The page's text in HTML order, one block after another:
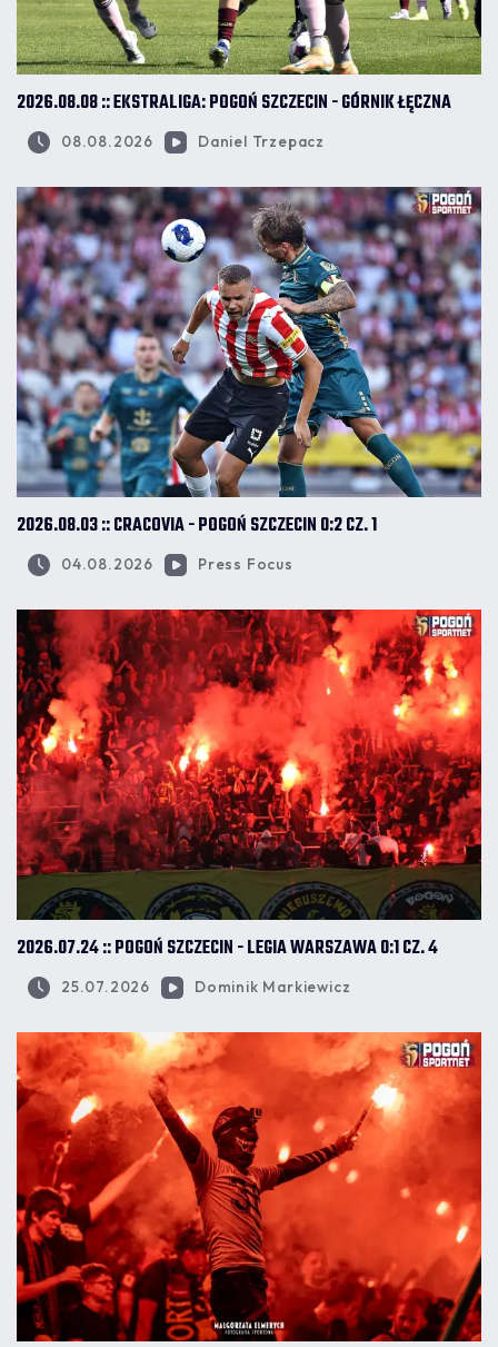
2026.08.08 :: EKSTRALIGA: POGOŃ SZCZECIN - GÓRNIK ŁĘCZNA
08.08.2026 Daniel Trzepacz
2026.08.03 :: CRACOVIA - POGOŃ SZCZECIN 0:2 CZ. 1
04.08.2026 Press Focus
2026.07.24 :: POGOŃ SZCZECIN - LEGIA WARSZAWA 0:1 CZ. 4
25.07.2026 Dominik Markiewicz